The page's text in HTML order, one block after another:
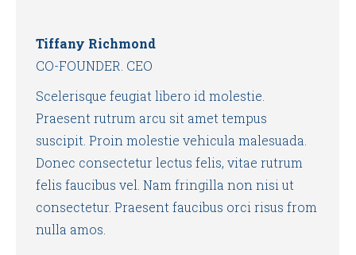
Tiffany Richmond
CO-FOUNDER. CEO
Scelerisque feugiat libero id molestie.
Praesent rutrum arcu sit amet tempus
suscipit. Proin molestie vehicula malesuada.
Donec consectetur lectus felis, vitae rutrum
felis faucibus vel. Nam fringilla non nisi ut
consectetur. Praesent faucibus orci risus from
nulla amos.